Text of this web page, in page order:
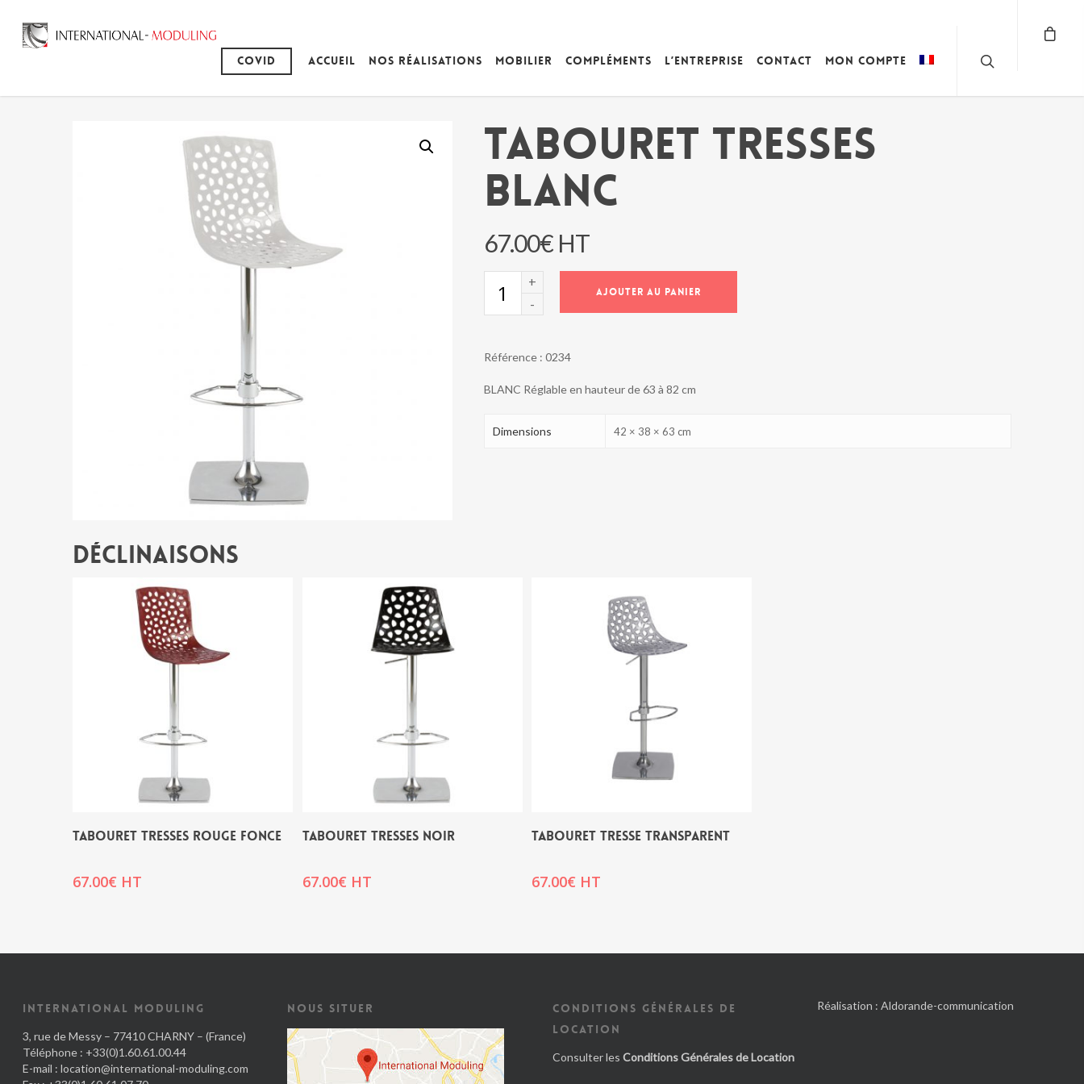
Covid Accueil Nos réalisations Mobilier Compléments L’entreprise Contact Mon compte
TABOURET TRESSES
BLANC
67.00€ HT
AJOUTER AU PANIER
Référence : 0234
BLANC Réglable en hauteur de 63 à 82 cm
Dimensions 42 × 38 × 63 cm
Déclinaisons
TABOURET TRESSES ROUGE FONCE
67.00€ HT
TABOURET TRESSES NOIR
67.00€ HT
TABOURET TRESSE TRANSPARENT
67.00€ HT
INTERNATIONAL MODULING
3, rue de Messy – 77410 CHARNY – (France)
Téléphone : +33(0)1.60.61.00.44
E-mail : location@international-moduling.com
NOUS SITUER
CONDITIONS GÉNÉRALES DE
LOCATION
Consulter les Conditions Générales de Location
Réalisation :Aldorande-communication